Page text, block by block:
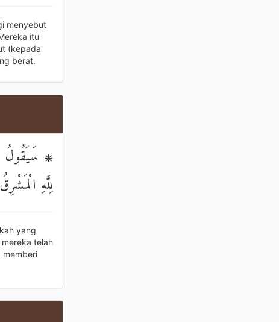
menyebut
itu
(kepada
berat.
۞ سَيَقُولُ
لِلَّهِ
yang
telah
memberi